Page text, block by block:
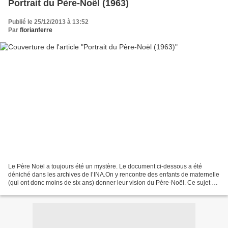
Portrait du Père-Noël (1963)
Publié le 25/12/2013 à 13:52
Par florianferre
Le Père Noël a toujours été un mystère. Le document ci-dessous a été
déniché dans les archives de l’INA.On y rencontre des enfants de maternelle
(qui ont donc moins de six ans) donner leur vision du Père-Noël. Ce sujet de